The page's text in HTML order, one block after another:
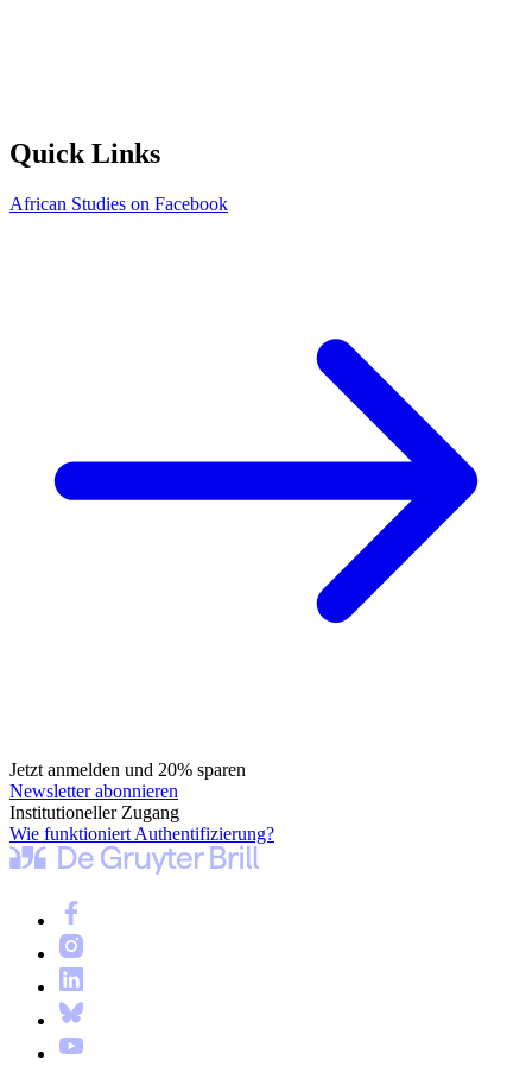
Quick Links
African Studies on Facebook
Jetzt anmelden und 20% sparen
Newsletter abonnieren
Institutioneller Zugang
Wie funktioniert Authentifizierung?